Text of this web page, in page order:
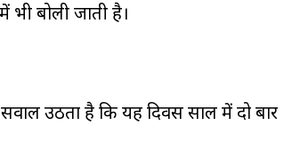
बोली जाती है।
उठता है कि यह दिवस साल में दो बार